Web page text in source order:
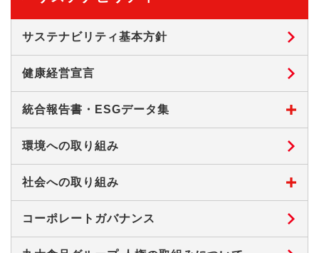
サステナビリティ基本方針
健康経営宣言
統合報告書・ESGデータ集
環境への取り組み
社会への取り組み
コーポレートガバナンス